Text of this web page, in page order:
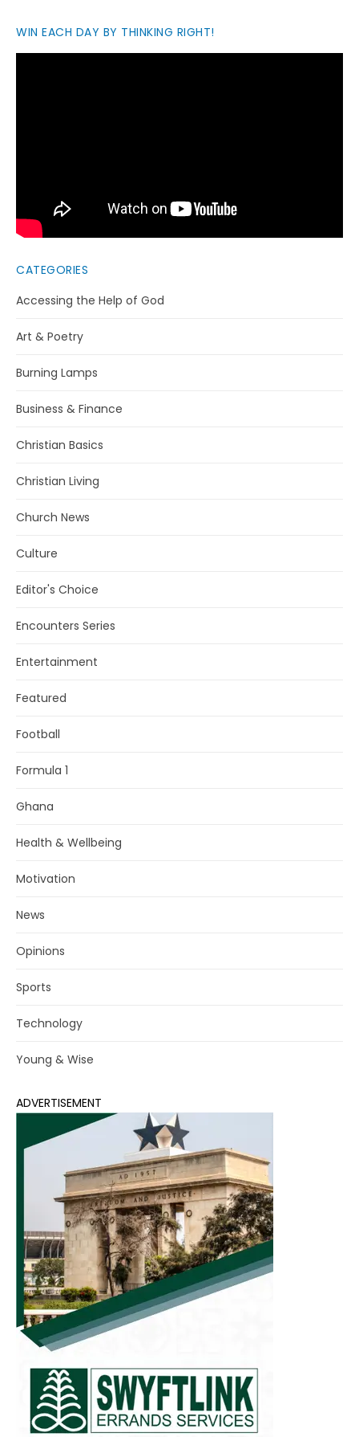
WIN EACH DAY BY THINKING RIGHT!
CATEGORIES
Accessing the Help of God
Art & Poetry
Burning Lamps
Business & Finance
Christian Basics
Christian Living
Church News
Culture
Editor's Choice
Encounters Series
Entertainment
Featured
Football
Formula 1
Ghana
Health & Wellbeing
Motivation
News
Opinions
Sports
Technology
Young & Wise
ADVERTISEMENT